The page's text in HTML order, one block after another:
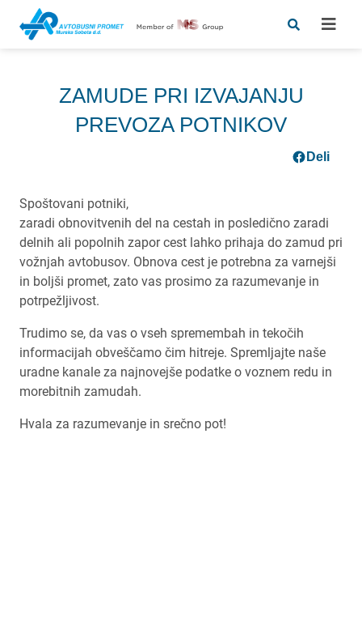
ZAMUDE PRI IZVAJANJU
PREVOZA POTNIKOV
Deli
Spoštovani potniki,
zaradi obnovitvenih del na cestah in posledično zaradi
delnih ali popolnih zapor cest lahko prihaja do zamud pri
vožnjah avtobusov. Obnova cest je potrebna za varnejši
in boljši promet, zato vas prosimo za razumevanje in
potrpežljivost.
Trudimo se, da vas o vseh spremembah in tekočih
informacijah obveščamo čim hitreje. Spremljajte naše
uradne kanale za najnovejše podatke o voznem redu in
morebitnih zamudah.
Hvala za razumevanje in srečno pot!